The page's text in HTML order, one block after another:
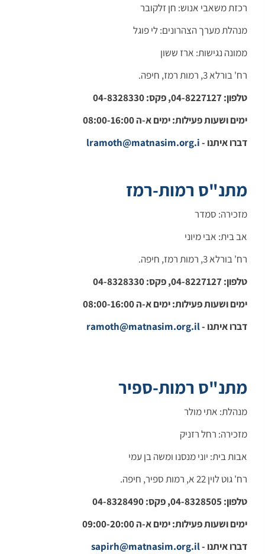
רכזת משאבי אנוש: חן זלקובר
מנהלת מערך הצהרונים: לי פוגל
ממונה נגישות: ארז ששון
רח' בורלא 3, רמות רמז, חיפה.
טלפון: 04-8227127, פקס: 04-8328330
ימים ושעות פעילות: ימים א-ה 08:00-16:00
דברו איתנו -ramoth@matnasim.org.i
l
מתנ"ס רמות-רמז
מזכירה: סמדר
אב בית: אבי מיוני
רח' בורלא 3, רמות רמז, חיפה.
טלפון: 04-8227127, פקס: 04-8328330
ימים ושעות פעילות: ימים א-ה 08:00-16:00
דברו איתנו -ramoth@matnasim.org.il
מתנ"ס רמות-ספיר
מנהלת: אתי מולר
מזכירה: רחל רזניק
אבות בית: יוני מנסנו ומשה בן עמי
רח' גוט לוין 22 א, רמות ספיר, חיפה.
טלפון: 04-8328505, פקס: 04-8328490
ימים ושעות פעילות: ימים א-ה 09:00-20:00
דברו איתנו -sapirh@matnasim.org.il